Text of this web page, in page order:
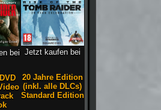
bei
DVD
Jetzt kaufen bei
20 Jahre Edition
(inkl. alle DLCs)
Standard Edition